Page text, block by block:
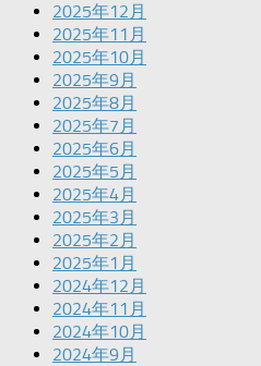
2025年12月
2025年11月
2025年10月
2025年9月
2025年8月
2025年7月
2025年6月
2025年5月
2025年4月
2025年3月
2025年2月
2025年1月
2024年12月
2024年11月
2024年10月
2024年9月